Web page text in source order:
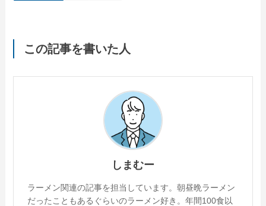
この記事を書いた人
しまむー
ラーメン関連の記事を担当しています。朝昼晩ラーメン
だったこともあるぐらいのラーメン好き。年間100食以